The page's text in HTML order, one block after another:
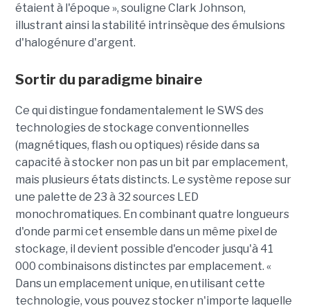
étaient à l'époque », souligne Clark Johnson,
illustrant ainsi la stabilité intrinsèque des émulsions
d'halogénure d'argent.
Sortir du paradigme binaire
Ce qui distingue fondamentalement le SWS des
technologies de stockage conventionnelles
(magnétiques, flash ou optiques) réside dans sa
capacité à stocker non pas un bit par emplacement,
mais plusieurs états distincts. Le système repose sur
une palette de 23 à 32 sources LED
monochromatiques. En combinant quatre longueurs
d'onde parmi cet ensemble dans un même pixel de
stockage, il devient possible d'encoder jusqu'à 41
000 combinaisons distinctes par emplacement. «
Dans un emplacement unique, en utilisant cette
technologie, vous pouvez stocker n'importe laquelle